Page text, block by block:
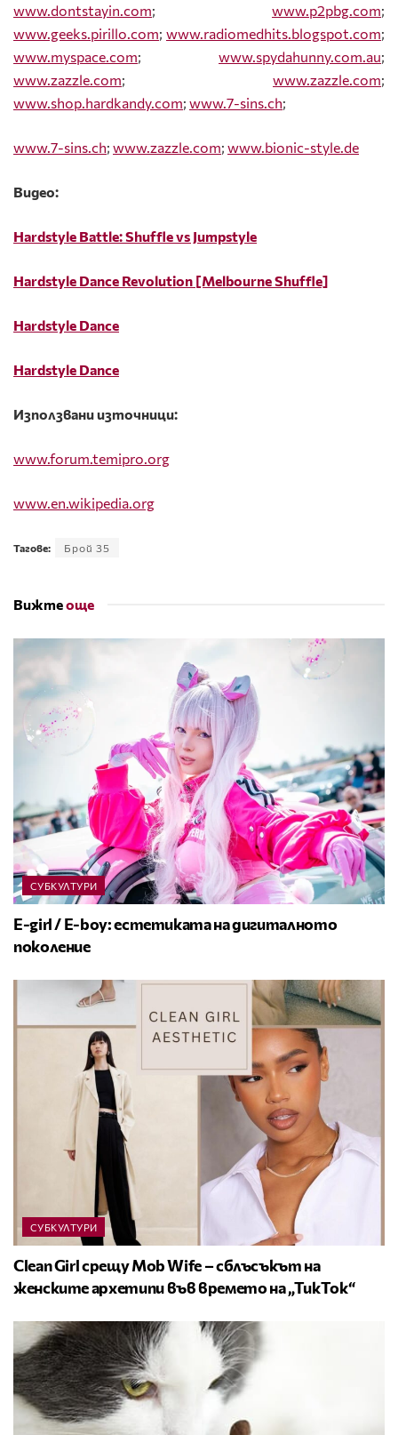
www.dontstayin.com; www.p2pbg.com;
www.geeks.pirillo.com; www.radiomedhits.blogspot.com;
www.myspace.com; www.spydahunny.com.au;
www.zazzle.com; www.zazzle.com;
www.shop.hardkandy.com; www.7-sins.ch;
www.7-sins.ch; www.zazzle.com; www.bionic-style.de
Видео:
Hardstyle Battle: Shuffle vs Jumpstyle
Hardstyle Dance Revolution [Melbourne Shuffle]
Hardstyle Dance
Hardstyle Dance
Използвани източници:
www.forum.temipro.org
www.en.wikipedia.org
Тагове: Брой 35
Вижтеоще
СУБКУЛТУРИ
E-girl / E-boy: естетиката на дигиталното
поколение
СУБКУЛТУРИ
Clean Girl срещу Mob Wife – сблъсъкът на
женските архетипи във времето на „ТикТок“